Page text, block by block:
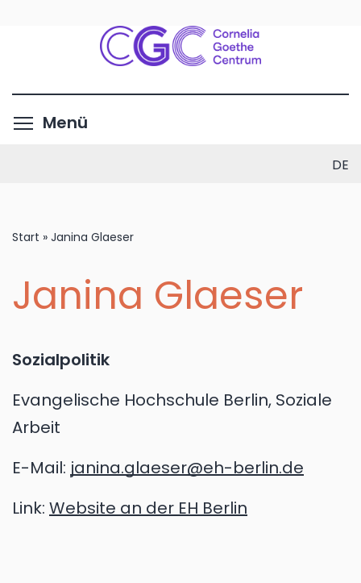
Inhalt
Menü
DE
Start » Janina Glaeser
Janina Glaeser
Sozialpolitik
Evangelische Hochschule Berlin, Soziale
Arbeit
E-Mail: janina.glaeser@eh-berlin.de
Link: Website an der EH Berlin